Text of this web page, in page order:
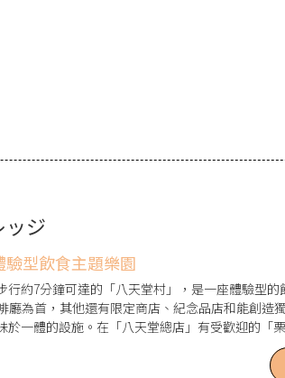
ッジ
型飲食主題樂園
行約7分鐘可達的「八天堂村」，是一座體驗型
廳為首，其他還有限定商店、紀念品店和能創造
於一體的設施。在「八天堂總店」有受歡迎的「
做成的水果加工品、當地特產和伴手禮等豐富商
包和「伊都岐咖啡」出品的咖啡。每次前往都會